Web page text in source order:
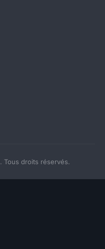
Tous droits réservés.